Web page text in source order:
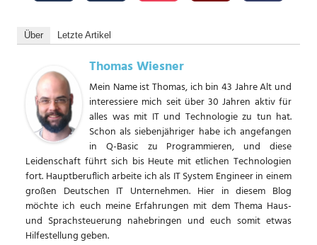
Über Letzte Artikel
Thomas Wiesner
Mein Name ist Thomas, ich bin 43 Jahre Alt und
interessiere mich seit über 30 Jahren aktiv für
alles was mit IT und Technologie zu tun hat.
Schon als siebenjähriger habe ich angefangen
in Q-Basic zu Programmieren, und diese
Leidenschaft führt sich bis Heute mit etlichen Technologien
fort. Hauptberuflich arbeite ich als IT System Engineer in einem
großen Deutschen IT Unternehmen. Hier in diesem Blog
möchte ich euch meine Erfahrungen mit dem Thema Haus-
und Sprachsteuerung nahebringen und euch somit etwas
Hilfestellung geben.